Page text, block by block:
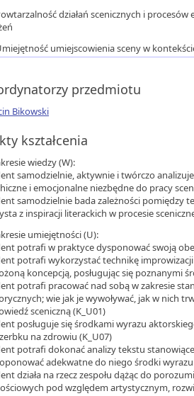
działań scenicznych i
umiejscowienia sceny w
przedmiotu
Bikowski
kształcenia
wiedzy (W):
samodzielnie, aktywnie i twórczo
i emocjonalne niezbędne do pracy
samodzielnie bada zależności pomiędzy
z inspiracji literackich w procesie
umiejętności (U):
potrafi w praktyce dysponować swoją
potrafi wykorzystać technikę
koncepcją, posługując się poznanymi
potrafi pracować nad sobą w zakresie
wie jak je wywoływać, jak w nich
sceniczną (K_U01)
posługuje się środkami wyrazu
na zdrowiu (K_U07)
potrafi dokonać analizy tekstu
adekwatne do niego środki wyrazu
działa na rzecz zespołu dążąc do
pod względem artystycznym,